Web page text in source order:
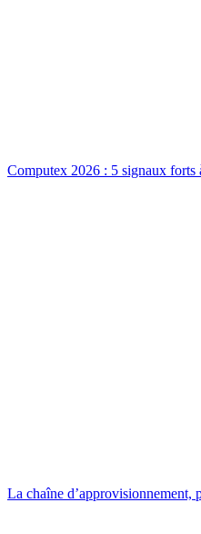
Computex 2026 : 5 signaux forts
La chaîne d’approvisionnement,